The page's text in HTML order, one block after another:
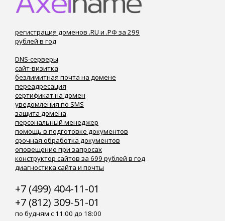
регистрация доменов .RU и .РФ за 299
рублей в год
DNS-серверы
сайт-визитка
безлимитная почта на домене
переадресация
сертификат на домен
уведомления по SMS
защита домена
персональный менеджер
помощь в подготовке документов
срочная обработка документов
оповещение при запросах
конструктор сайтов за 699 рублей в год
диагностика сайта и почты
+7 (499) 404-11-01
+7 (812) 309-51-01
по будням с 11:00 до 18:00